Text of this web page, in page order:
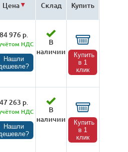
Цена Склад Купить
84 976 р.
НДС
Нашли
В
наличии
Купить
в 1
клик
47 263 р.
НДС
Нашли
В
наличии
Купить
в 1
клик